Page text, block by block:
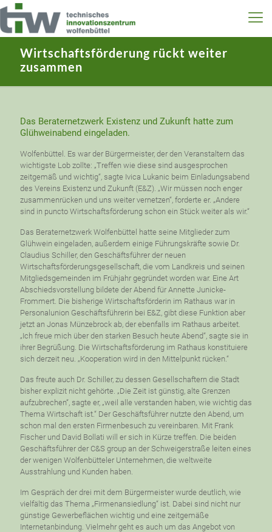
Wirtschaftsförderung rückt weiter
zusammen
Das Beraternetzwerk Existenz und Zukunft hatte zum
Glühweinabend eingeladen.
Wolfenbüttel. Es war der Bürgermeister, der den Veranstaltern das
wichtigste Lob zollte: „Treffen wie diese sind ausgesprochen
zeitgemäß und wichtig“, sagte Ivica Lukanic beim Einladungsabend
des Vereins Existenz und Zukunft (E&Z). „Wir müssen noch enger
zusammenrücken und uns weiter vernetzen“, forderte er. „Andere
sind in puncto Wirtschaftsförderung schon ein Stück weiter als wir.“
Das Beraternetzwerk Wolfenbüttel hatte seine Mitglieder zum
Glühwein eingeladen, außerdem einige Führungskräfte sowie Dr.
Claudius Schiller, den Geschäftsführer der neuen
Wirtschaftsförderungsgesellschaft, die vom Landkreis und seinen
Mitgliedsgemeinden im Frühjahr gegründet worden war. Eine Art
Abschiedsvorstellung bildete der Abend für Annette Junicke-
Frommert. Die bisherige Wirtschaftsförderin im Rathaus war in
Personalunion Geschäftsführerin bei E&Z, gibt diese Funktion aber
jetzt an Jonas Münzebrock ab, der ebenfalls im Rathaus arbeitet.
„Ich freue mich über den starken Besuch heute Abend“, sagte sie in
ihrer Begrüßung. Die Wirtschaftsförderung im Rathaus konstituiere
sich derzeit neu. „Kooperation wird in den Mittelpunkt rücken.“
Das freute auch Dr. Schiller, zu dessen Gesellschaftern die Stadt
bisher explizit nicht gehörte. „Die Zeit ist günstig, alte Grenzen
aufzubrechen“, sagte er, „weil alle verstanden haben, wie wichtig das
Thema Wirtschaft ist.“ Der Geschäftsführer nutzte den Abend, um
schon mal den ersten Firmenbesuch zu vereinbaren. Mit Frank
Fischer und David Bollati will er sich in Kürze treffen. Die beiden
Geschäftsführer der C&S group an der Schweigerstraße leiten eines
der wenigen Wolfenbütteler Unternehmen, die weltweite
Ausstrahlung und Kunden haben.
Im Gespräch der drei mit dem Bürgermeister wurde deutlich, wie
vielfältig das Thema „Firmenansiedlung“ ist. Dabei sind nicht nur
günstige Gewerbeflächen wichtig und eine zeitgemäße
Internetanbindung. Vielmehr geht es auch um das Angebot von